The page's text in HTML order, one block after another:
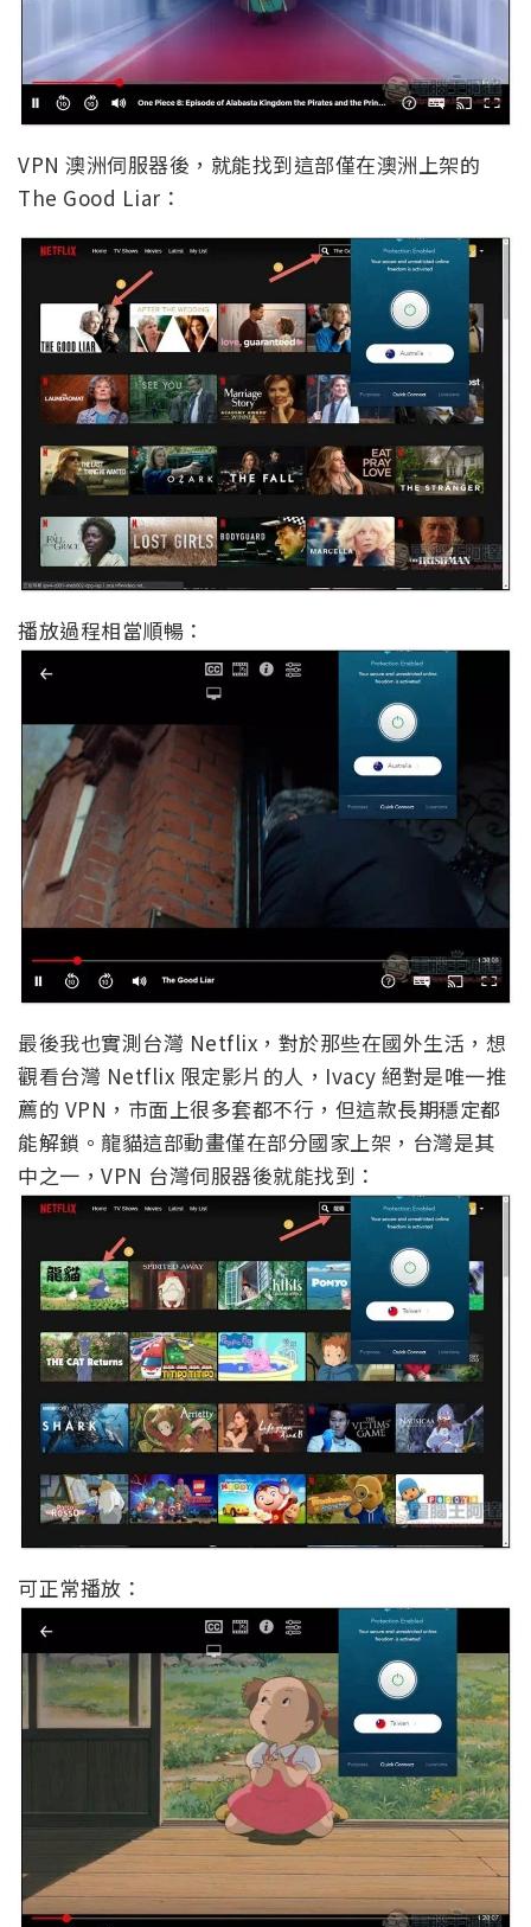
VPN 澳洲伺服器後，就能找到這部僅在澳洲上架的
The Good Liar：
播放過程相當順暢：
最後我也實測台灣 Netflix，對於那些在國外生活，想
觀看台灣 Netflix 限定影片的人，Ivacy 絕對是唯一推
薦的 VPN，市面上很多套都不行，但這款長期穩定都
能解鎖。龍貓這部動畫僅在部分國家上架，台灣是其
中之一，VPN 台灣伺服器後就能找到：
可正常播放：